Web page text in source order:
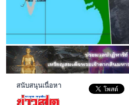
สนับสนุนเนื่อหา